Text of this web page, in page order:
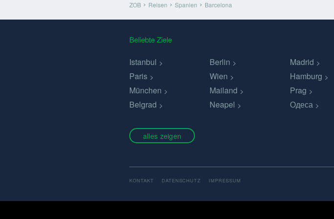
ZOB Reisen Spanien Barcelona
Beliebte Ziele
Istanbul Berlin Madrid
Paris
Wien Hamburg
München
Mailand Prag
Belgrad
Neapel Одеса
alles zeigen
KONTAKT DATENSCHUTZ IMPRESSUM